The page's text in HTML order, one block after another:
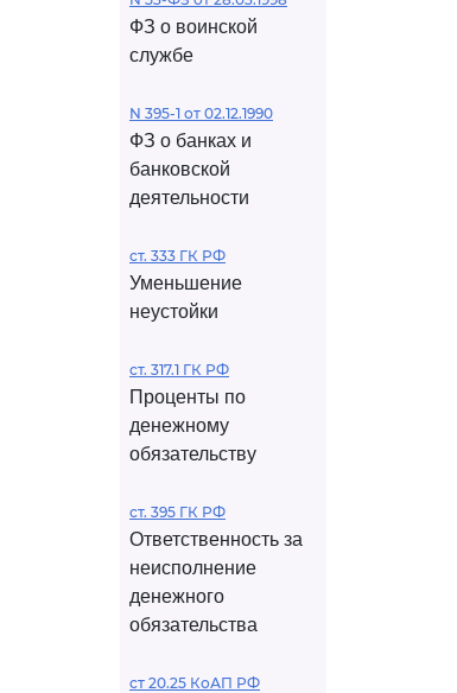
ФЗ о воинской
службе
N 395-1 от 02.12.1990
ФЗ о банках и
банковской
деятельности
ст. 333 ГК РФ
Уменьшение
неустойки
ст. 317.1 ГК РФ
Проценты по
денежному
обязательству
ст. 395 ГК РФ
Ответственность за
неисполнение
денежного
обязательства
ст 20.25 КоАП РФ